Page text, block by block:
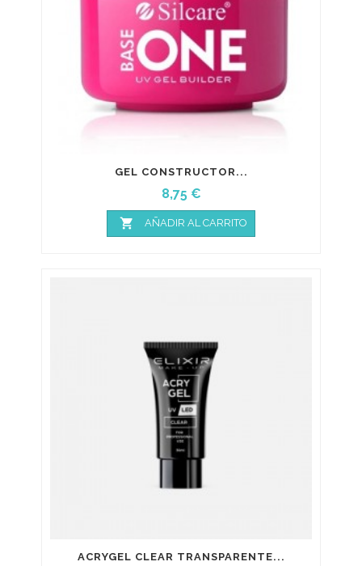
GEL CONSTRUCTOR...
Precio
8,75 €
 AÑADIR AL CARRITO
ACRYGEL CLEAR TRANSPARENTE...